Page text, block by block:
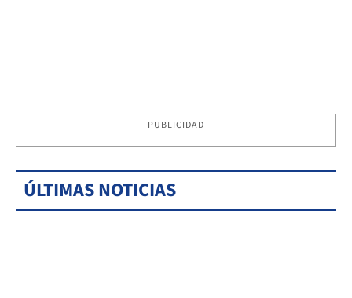
PUBLICIDAD
ÚLTIMAS NOTICIAS